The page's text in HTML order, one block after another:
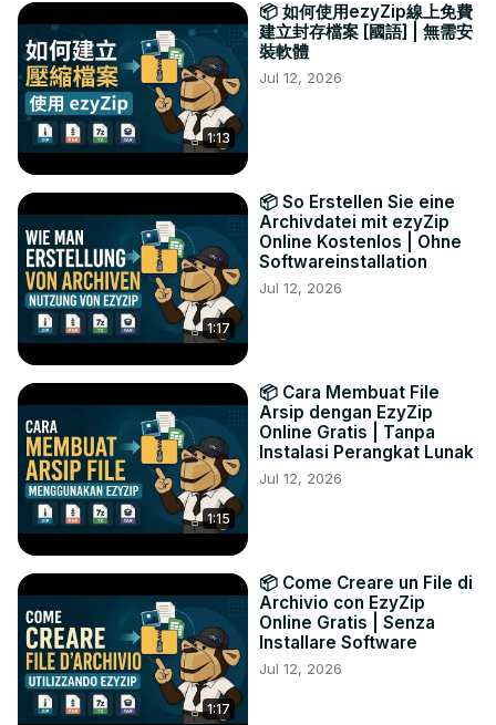
1:13
📦 如何使用ezyZip線上免費
建立封存檔案 [國語] | 無需安
裝軟體
Jul 12, 2026
1:17
📦 So Erstellen Sie eine
Archivdatei mit ezyZip
Online Kostenlos | Ohne
Softwareinstallation
Jul 12, 2026
1:15
📦 Cara Membuat File
Arsip dengan EzyZip
Online Gratis | Tanpa
Instalasi Perangkat Lunak
Jul 12, 2026
1:17
📦 Come Creare un File di
Archivio con EzyZip
Online Gratis | Senza
Installare Software
Jul 12, 2026